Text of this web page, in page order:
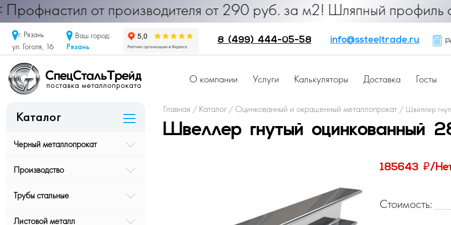
от производителя от 290 руб. за м2! Шляпный профиль от 25
г. Рязань
ул. Гоголя, 16
Ваш город:
Рязань
8 (499) 444-05-58 info@ssteeltrade.ru
О компании Услуги Калькуляторы Доставка Госты
Каталог
Черный металлопрокат
Производство
Трубы стальные
Листовой металл
Главная / Каталог / Оцинкованный и окрашенный металлопрокат / Швеллер
Швеллер гнутый оцинкованный
185643 ₽/
Стоимость: